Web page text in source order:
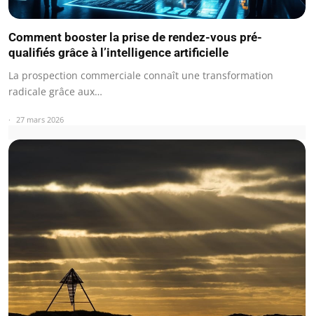
Comment booster la prise de rendez-vous pré-
qualifiés grâce à l’intelligence artificielle
La prospection commerciale connaît une transformation
radicale grâce aux…
27 mars 2026